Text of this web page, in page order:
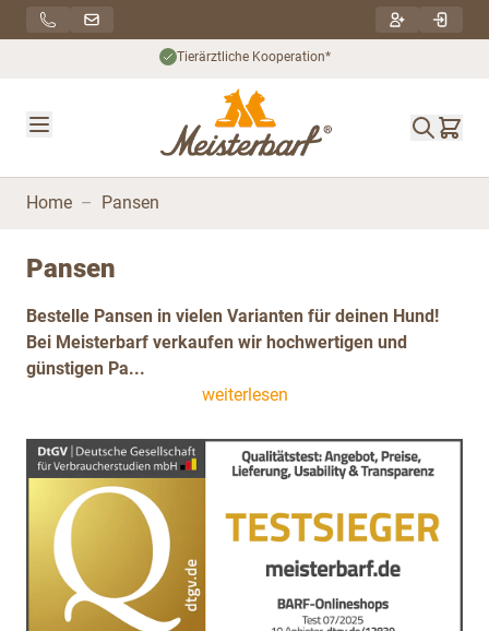
Direkt zum Inhalt
Tierärztliche Kooperation*
Home – Pansen
Pansen
Bestelle Pansen in vielen Varianten für deinen Hund!
Bei Meisterbarf verkaufen wir hochwertigen und
günstigen Pa...
weiterlesen